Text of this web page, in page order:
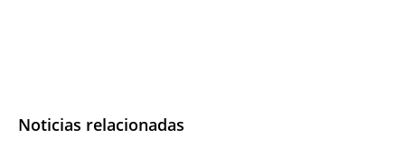
Noticias relacionadas